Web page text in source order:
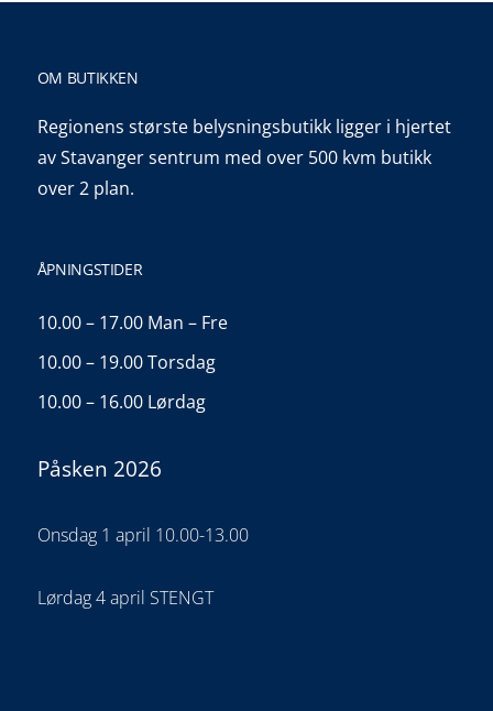
OM BUTIKKEN
Regionens største belysningsbutikk ligger i hjertet
av Stavanger sentrum med over 500 kvm butikk
over 2 plan.
ÅPNINGSTIDER
10.00 – 17.00 Man – Fre
10.00 – 19.00 Torsdag
10.00 – 16.00 Lørdag
Påsken 2026
Onsdag 1 april 10.00-13.00
Lørdag 4 april STENGT